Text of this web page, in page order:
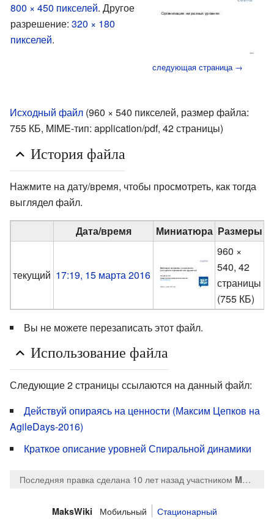
800 × 450 пикселей. Другое
разрешение: 320 × 180
пикселей.
следующая страница →
Исходный файл (960 × 540 пикселей, размер файла:
755 КБ, MIME-тип: application/pdf, 42 страницы)
История файла
Нажмите на дату/время, чтобы просмотреть, как тогда
выглядел файл.
Дата/время Миниатюра Размеры
текущий 17:19, 15 марта 2016
960 ×
540, 42
страницы
(755 КБ)
Вы не можете перезаписать этот файл.
Использование файла
Следующие 2 страницы ссылаются на данный файл:
Действуй опираясь на ценности (Максим Цепков на
AgileDays-2016)
Краткое описание уровней Спиральной динамики
Последняя правка сделана 10 лет назад участником MaksTsepkov
MaksWiki Мобильный
Стационарный